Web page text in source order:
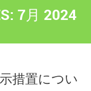
7月 2024
措置につい